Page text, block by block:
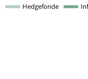
Hedgefonde